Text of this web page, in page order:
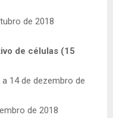
de 2018
de células (15
14 de dezembro de
de 2018